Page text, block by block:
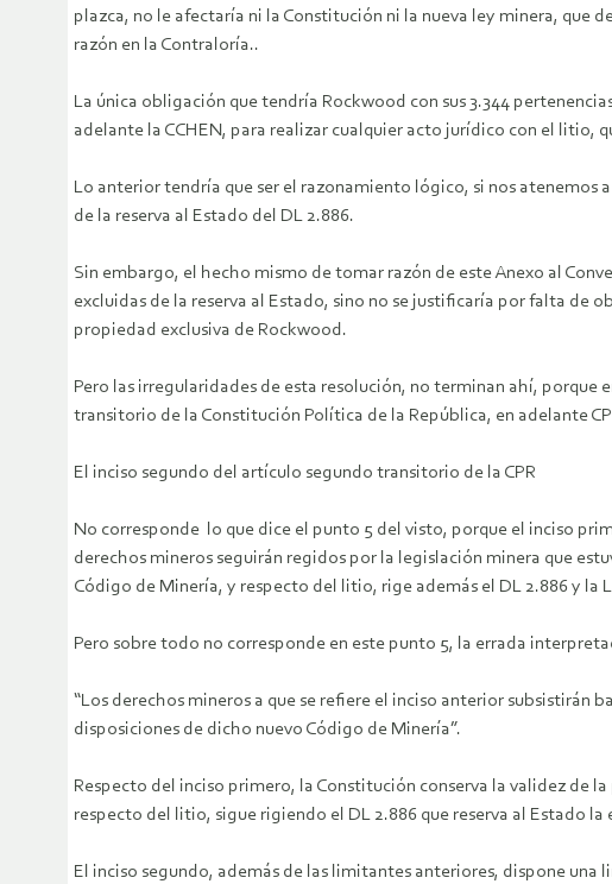
plazca, no le afectaría ni la Constitución ni la nueva ley minera, que
razón en la Contraloría..
La única obligación que tendría Rockwood con sus 3.344
adelante la CCHEN, para realizar cualquier acto jurídico con el litio,
Lo anterior tendría que ser el razonamiento lógico, si nos atenemos
de la reserva al Estado del DL 2.886.
Sin embargo, el hecho mismo de tomar razón de este Anexo al
excluidas de la reserva al Estado, sino no se justificaría por falta de
propiedad exclusiva de Rockwood.
Pero las irregularidades de esta resolución, no terminan ahí,
transitorio de la Constitución Política de la República, en adelante
El inciso segundo del artículo segundo transitorio de la CPR
No corresponde lo que dice el punto 5 del visto, porque el inciso
derechos mineros seguirán regidos por la legislación minera que
Código de Minería, y respecto del litio, rige además el DL 2.886 y la
Pero sobre todo no corresponde en este punto 5, la errada
“Los derechos mineros a que se refiere el inciso anterior subsistirán
disposiciones de dicho nuevo Código de Minería”.
Respecto del inciso primero, la Constitución conserva la validez de
respecto del litio, sigue rigiendo el DL 2.886 que reserva al Estado
El inciso segundo, además de las limitantes anteriores, dispone una